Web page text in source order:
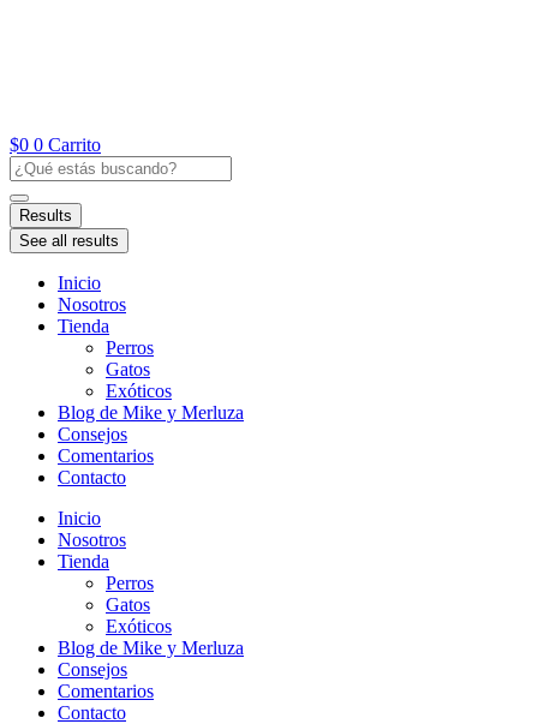
$0 0 Carrito
Search
...
Results
See all results
Inicio
Nosotros
Tienda
Perros
Gatos
Exóticos
Blog de Mike y Merluza
Consejos
Comentarios
Contacto
Inicio
Nosotros
Tienda
Perros
Gatos
Exóticos
Blog de Mike y Merluza
Consejos
Comentarios
Contacto